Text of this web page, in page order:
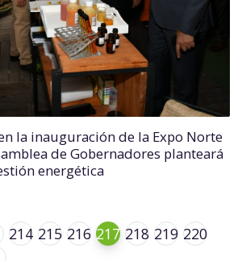
la inauguración de la Expo Norte
de Gobernadores planteará
energética
214 215 216 217 218 219 220